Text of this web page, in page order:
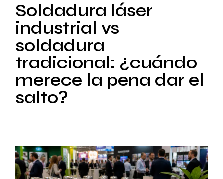
Soldadura láser
industrial vs
soldadura
tradicional: ¿cuándo
merece la pena dar el
salto?